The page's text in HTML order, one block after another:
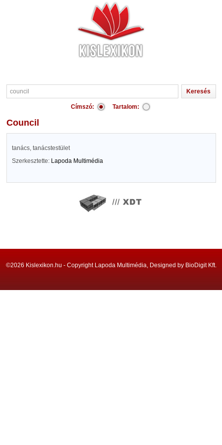
Címszó: Tartalom:
council
tanács, tanácstestület
Szerkesztette: Lapoda Multimédia
©2026 Kislexikon.hu - Copyright Lapoda Multimédia, Designed by BioDigit Kft.